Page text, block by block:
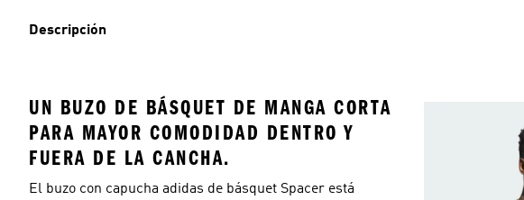
Descripción
UN BUZO DE BÁSQUET DE MANGA CORTA
PARA MAYOR COMODIDAD DENTRO Y
FUERA DE LA CANCHA.
El buzo con capucha adidas de básquet Spacer está